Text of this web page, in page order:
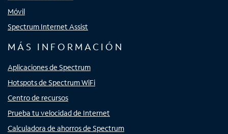
Móvil
Spectrum Internet Assist
MÁS INFORMACIÓN
Aplicaciones de Spectrum
Hotspots de Spectrum WiFi
Centro de recursos
Prueba tu velocidad de Internet
Calculadora de ahorros de Spectrum